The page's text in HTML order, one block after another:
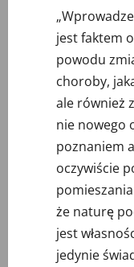
jest faktem
powodu
choroby,
ale również
nie nowego
poznaniem
oczywiście
że naturę
jest
jedynie